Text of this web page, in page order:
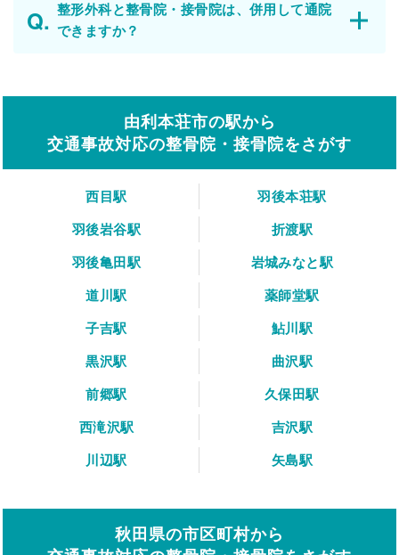
整形外科と整骨院・接骨院は、併用して通院
できますか？
由利本荘市の駅から
交通事故対応の整骨院・接骨院をさがす
西目駅
羽後本荘駅
羽後岩谷駅
折渡駅
羽後亀田駅
岩城みなと駅
道川駅
薬師堂駅
子吉駅
鮎川駅
黒沢駅
曲沢駅
前郷駅
久保田駅
西滝沢駅
吉沢駅
川辺駅
矢島駅
秋田県の市区町村から